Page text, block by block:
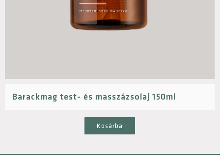
Barackmag test- és masszázsolaj 150ml
Kosárba